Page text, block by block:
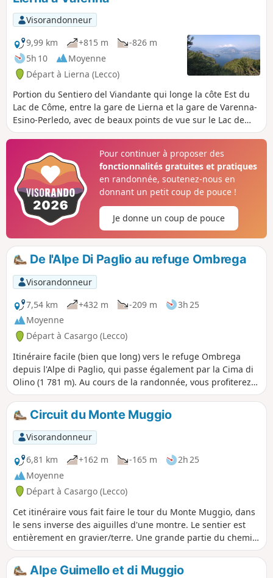
Visorandonneur
9,99 km
+815 m
-826 m
5h 10
Moyenne
Départ à Lierna (Lecco)
Portion du Sentiero del Viandante qui longe la côte Est du
Lac de Côme, entre la gare de Lierna et la gare de Varenna-
Esino-Perledo, avec de beaux points de vue sur le Lac de
Côme. Cette randonnée est une variante du sentier originel,
Pour continuer à proposer des
fonctionnalités gratuites et pratiques
en randonnée, soutenez-nous en
donnant un petit coup de pouce !
Je donne un coup de pouce
De l'Alpe Di Paglio au refuge Ombrega
Visorandonneur
7,54 km
+432 m -209 m
3h 25
Moyenne
Départ à Casargo (Lecco)
Itinéraire facile (bien que long) vers le refuge Ombrega
depuis l'Alpe di Paglio, qui passe également par la Cima di
Olino (1 781 m). Au cours de la randonnée, vous profiterez
d'un panorama époustouflant sur la vallée de la Valsassina,
ainsi que sur le Mont Rose et les Alpes pennines. Vous
pourrez également apercevoir le lac de Côme.
Circuit du Monte Muggio
Visorandonneur
6,81 km
+162 m -165 m
2h 25
Moyenne
Départ à Casargo (Lecco)
Cet itinéraire vous fait faire le tour du Monte Muggio, dans
le sens inverse des aiguilles d'une montre. Le sentier est
entièrement en gravier/terre. Une grande partie du chemin
se trouve en forêt, avec une vue magnifique sur le Monte
Legnone et les Alpes suisses et de la Valteline.
Alpe Guimello et di Muggio